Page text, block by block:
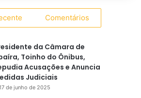
Comentários
da Câmara de
Toinho do Ônibus,
Acusações e Anuncia
Judiciais
de junho de 2025